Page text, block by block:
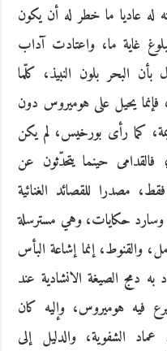
له عاديا ما خطر له أن يكون
غاية ما، واعتادت آداب
بأن البحر بلون النبيذ، كلّما
يحيل على هوميروس دون
كما رأى بورخيس، لم يكن
حينما يتحدّثون عن
مصدرا للقصائد الغنائية
وسارد حكايات، وهي مسترسلة
والقنوط، إنما إشاعة البأس
دمج الصيغة الانشادية عند
فيه هوميروس، وإليه كان
الشفوية، والدليل إلى